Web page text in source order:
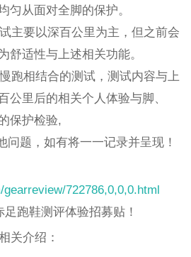
匀从面对全脚的保护。
主要以深百公里为主，但之前会
舒适性与上述相关功能。
跑相结合的测试，测试内容与上
公里后的相关个人体验与脚、
保护检验,
问题，如有将一一记录并呈现！
722786,0,0,0.html
跑鞋测评体验招募贴！
关介绍：